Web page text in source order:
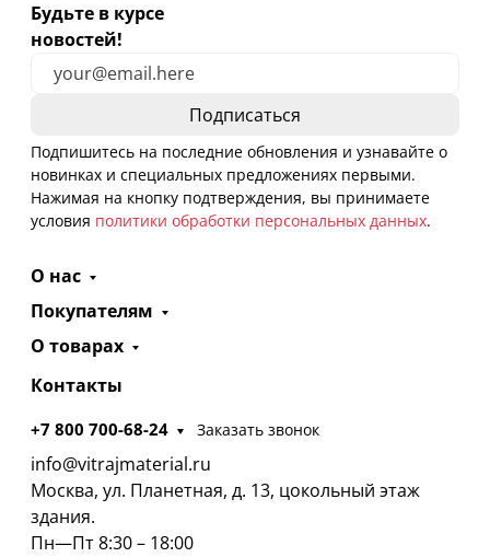
Будьте в курсе
новостей!
Подпишитесь на последние обновления и узнавайте о
новинках и специальных предложениях первыми.
Нажимая на кнопку подтверждения, вы принимаете
условия политики обработки персональных данных.
О нас
Покупателям
О товарах
Контакты
+7 800 700-68-24 Заказать звонок
info@vitrajmaterial.ru
Москва, ул. Планетная, д. 13, цокольный этаж
здания.
Пн—Пт 8:30 – 18:00